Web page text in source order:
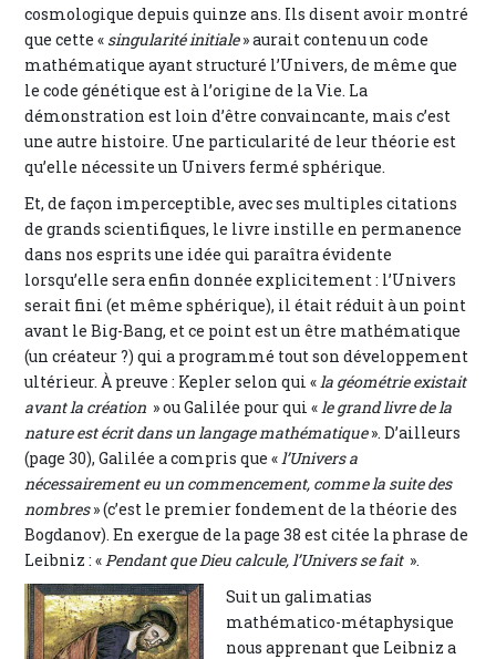
cosmologique depuis quinze ans. Ils disent avoir montré
que cette « singularité initiale» aurait contenu un code
mathématique ayant structuré l’Univers, de même que
le code génétique est à l’origine de la Vie. La
démonstration est loin d’être convaincante, mais c’est
une autre histoire. Une particularité de leur théorie est
qu’elle nécessite un Univers fermé sphérique.
Et, de façon imperceptible, avec ses multiples citations
de grands scientifiques, le livre instille en permanence
dans nos esprits une idée qui paraîtra évidente
lorsqu’elle sera enfin donnée explicitement : l’Univers
serait fini (et même sphérique), il était réduit à un point
avant le Big-Bang, et ce point est un être mathématique
(un créateur ?) qui a programmé tout son développement
ultérieur. À preuve : Kepler selon qui « la géométrie existait
avant la création » ou Galilée pour qui « le grand livre de la
nature est écrit dans un langage mathématique». D’ailleurs
(page 30), Galilée a compris que « l’Univers a
nécessairement eu un commencement, comme la suite des
nombres» (c’est le premier fondement de la théorie des
Bogdanov). En exergue de la page 38 est citée la phrase de
Leibniz : « Pendant que Dieu calcule, l’Univers se fait ».
Suit un galimatias
mathématico-métaphysique
nous apprenant que Leibniz a